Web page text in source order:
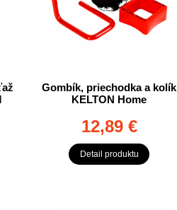
Gombík, priechodka a kolík
KELTON Home
12,89 €
Detail produktu